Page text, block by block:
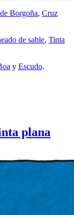
Borgoña, Cruz
de sable, Tinta
y Escudo.
plana